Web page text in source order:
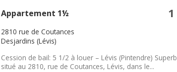
Appartement 1½
2810 rue de Coutances
Desjardins (Lévis)
Cession de bail: 5 1/2 à louer – Lévis (Pintendre)
situé au 2810, rue de Coutances, Lévis, dans le...